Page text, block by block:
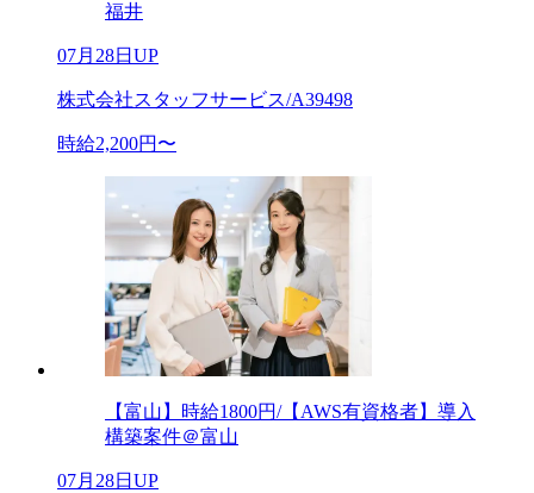
福井
07月28日UP
株式会社スタッフサービス/A39498
時給2,200円〜
【富山】時給1800円/【AWS有資格者】導入
構築案件＠富山
07月28日UP